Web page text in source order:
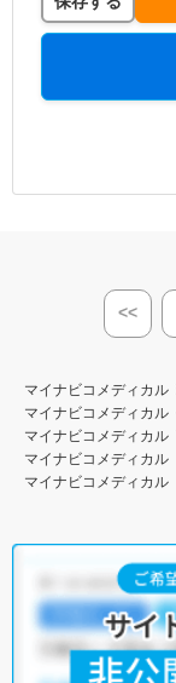
<<
マイナビコメディカル
マイナビコメディカル
マイナビコメディカル
マイナビコメディカル
マイナビコメディカル